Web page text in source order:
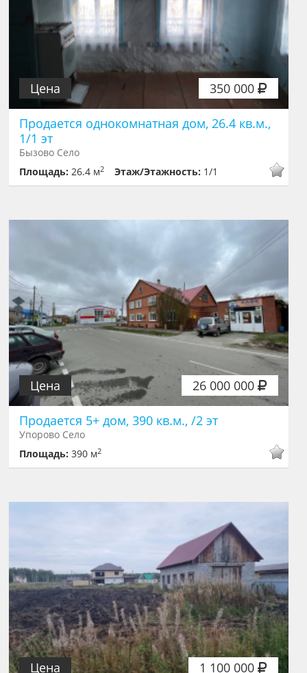
350 000
Цена
Продается однокомнатная дом, 26.4 кв.м.,
1/1 эт
Бызово Село
Площадь:26.4 м2 Этаж/Этажность: 1/1
26 000 000
Цена
Продается 5+ дом, 390 кв.м., /2 эт
Упорово Село
Площадь:390 м2
1 100 000
Цена